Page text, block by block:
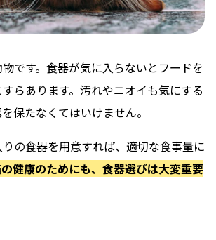
です。食器が気に入らないとフードを
らあります。汚れやニオイも気にする
保たなくてはいけません。
の食器を用意すれば、適切な食事量に
健康のためにも、食器選びは大変重要